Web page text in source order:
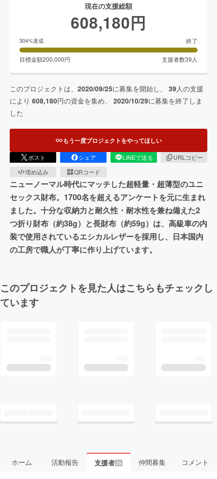
現在の支援総額
608,180円
304%達成 終了
目標金額200,000円 支援者数39 人
このプロジェクトは、 2020/09/25に募集を開始し、 39人の支援
により 608,180円の資金を集め、 2020/10/29に募集を終了しま
した
もう一度プロジェクトをやってほしい
ポスト シェア LINEで送る
URLコピー
埋め込み
QRコード
ニューノーマル時代にマッチした超軽量・超薄型のユニ
セックス財布。1700名を超えるアンケートを元に生まれ
ました。十分な収納力と耐久性・耐水性を兼ね備えた2
つ折り財布（約38g）と長財布（約59g）は、高級車の内
装で使用されているエシカルレザーを採用し、日本国内
の工房で職人が丁寧に作り上げています。
このプロジェクトを見た人はこちらもチェックし
ています
ホーム 活動報告 支援者39 仲間募集 コメント